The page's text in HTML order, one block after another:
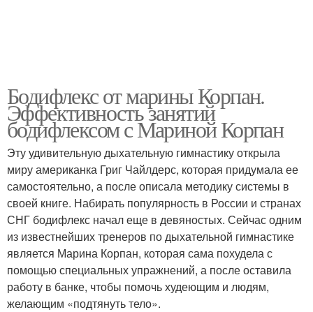
Бодифлекс от марины Корпан.
Эффективность занятий
бодифлексом с Мариной Корпан
Эту удивительную дыхательную гимнастику открыла
миру американка Григ Чайлдерс, которая придумала ее
самостоятельно, а после описала методику системы в
своей книге. Набирать популярность в России и странах
СНГ бодифлекс начал еще в девяностых. Сейчас одним
из известнейших тренеров по дыхательной гимнастике
является Марина Корпан, которая сама похудела с
помощью специальных упражнений, а после оставила
работу в банке, чтобы помочь худеющим и людям,
желающим «подтянуть тело».